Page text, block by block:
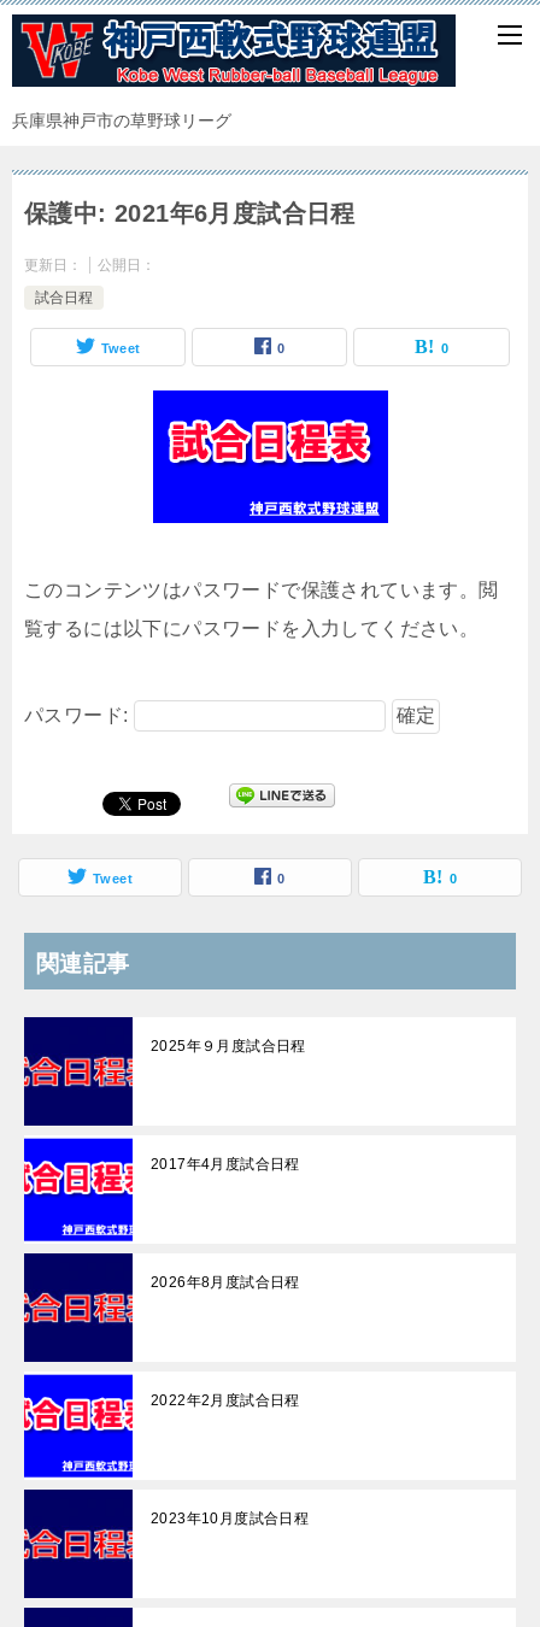
兵庫県神戸市の草野球リーグ
保護中: 2021年6月度試合日程
更新日：
公開日：
試合日程
Tweet 0 0
このコンテンツはパスワードで保護されています。閲
覧するには以下にパスワードを入力してください。
パスワード:
Tweet 0 0
関連記事
2025年９月度試合日程
2017年4月度試合日程
2026年8月度試合日程
2022年2月度試合日程
2023年10月度試合日程